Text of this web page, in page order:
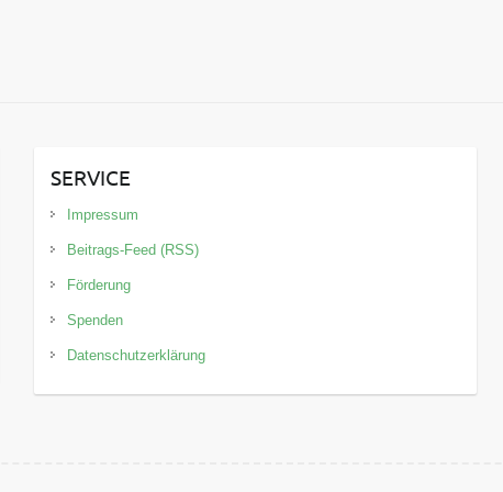
SERVICE
Impressum
Beitrags-Feed (RSS)
Förderung
Spenden
Datenschutzerklärung